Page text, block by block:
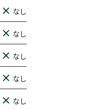
なし
なし
なし
なし
なし